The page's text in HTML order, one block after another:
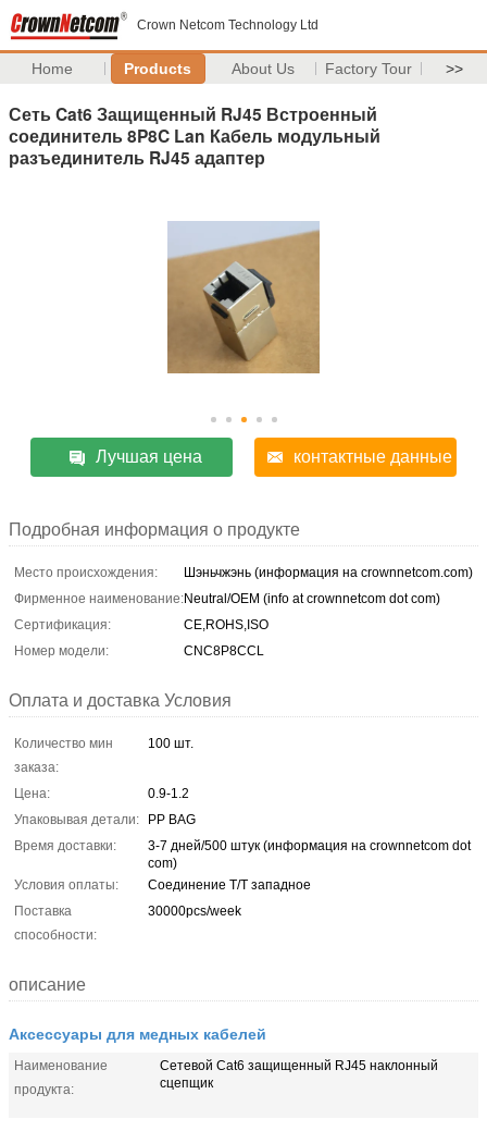
Crown Netcom Technology Ltd
Home Products About Us Factory Tour >>
Сеть Cat6 Защищенный RJ45 Встроенный
соединитель 8P8C Lan Кабель модульный
разъединитель RJ45 адаптер
Лучшая цена контактные данные
Подробная информация о продукте
Место происхождения:
Шэньчжэнь (информация на crownnetcom.com)
Фирменное наименование:Neutral/OEM (info at crownnetcom dot com)
Сертификация:
CE,ROHS,ISO
Номер модели:
CNC8P8CCL
Оплата и доставка Условия
Количество мин
заказа:
100 шт.
Цена:
0.9-1.2
Упаковывая детали:
PP BAG
Время доставки:
3-7 дней/500 штук (информация на crownnetcom dot
com)
Условия оплаты:
Соединение T/T западное
Поставка
способности:
30000pcs/week
описание
Аксессуары для медных кабелей
Наименование
продукта:
Сетевой Cat6 защищенный RJ45 наклонный
сцепщик